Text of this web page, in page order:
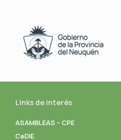
Links de interés
ASAMBLEAS – CPE
CeDIE